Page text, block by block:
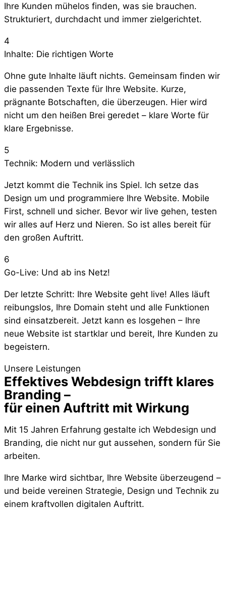
Ihre Kunden mühelos finden, was sie brauchen.
Strukturiert, durchdacht und immer zielgerichtet.
4
Inhalte: Die richtigen Worte
Ohne gute Inhalte läuft nichts. Gemeinsam finden wir
die passenden Texte für Ihre Website. Kurze,
prägnante Botschaften, die überzeugen. Hier wird
nicht um den heißen Brei geredet – klare Worte für
klare Ergebnisse.
5
Technik: Modern und verlässlich
Jetzt kommt die Technik ins Spiel. Ich setze das
Design um und programmiere Ihre Website. Mobile
First, schnell und sicher. Bevor wir live gehen, testen
wir alles auf Herz und Nieren. So ist alles bereit für
den großen Auftritt.
6
Go-Live: Und ab ins Netz!
Der letzte Schritt: Ihre Website geht live! Alles läuft
reibungslos, Ihre Domain steht und alle Funktionen
sind einsatzbereit. Jetzt kann es losgehen – Ihre
neue Website ist startklar und bereit, Ihre Kunden zu
begeistern.
Unsere Leistungen
Effektives Webdesign trifft klares
Branding –
für einen Auftritt mit Wirkung
Mit 15 Jahren Erfahrung gestalte ich Webdesign und
Branding, die nicht nur gut aussehen, sondern für Sie
arbeiten.
Ihre Marke wird sichtbar, Ihre Website überzeugend –
und beide vereinen Strategie, Design und Technik zu
einem kraftvollen digitalen Auftritt.